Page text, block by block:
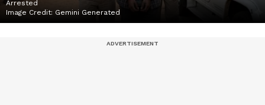
Arrested
Image Credit: Gemini Generated